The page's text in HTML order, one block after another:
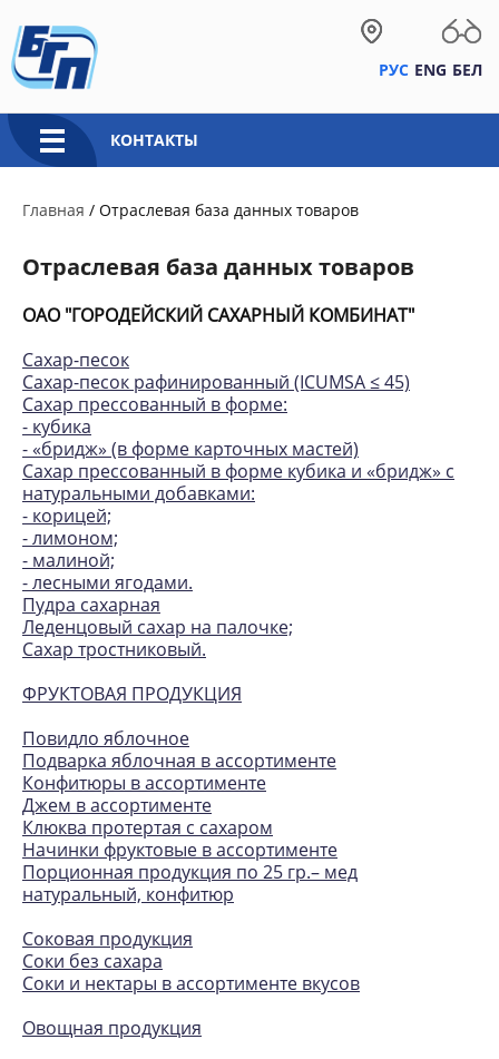
РУС ENG БЕЛ
КОНТАКТЫ
Главная / Отраслевая база данных товаров
Отраслевая база данных товаров
ОАО "ГОРОДЕЙСКИЙ САХАРНЫЙ КОМБИНАТ"
Сахар-песок
Сахар-песок рафинированный (ICUMSA ≤ 45)
Сахар прессованный в форме:
- кубика
- «бридж» (в форме карточных мастей)
Сахар прессованный в форме кубика и «бридж» с
натуральными добавками:
- корицей;
- лимоном;
- малиной;
- лесными ягодами.
Пудра сахарная
Леденцовый сахар на палочке;
Сахар тростниковый.
ФРУКТОВАЯ ПРОДУКЦИЯ
Повидло яблочное
Подварка яблочная в ассортименте
Конфитюры в ассортименте
Джем в ассортименте
Клюква протертая с сахаром
Начинки фруктовые в ассортименте
Порционная продукция по 25 гр.– мед
натуральный, конфитюр
Соковая продукция
Соки без сахара
Соки и нектары в ассортименте вкусов
Овощная продукция